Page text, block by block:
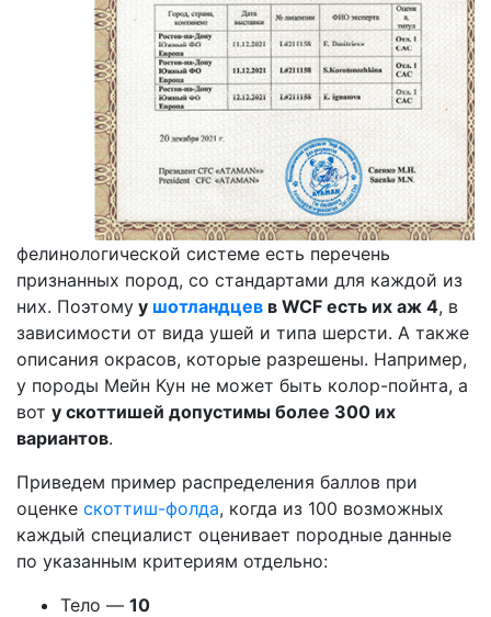
фелинологической системе есть перечень
признанных пород, со стандартами для каждой из
них. Поэтому у шотландцев в WCF есть их аж 4, в
зависимости от вида ушей и типа шерсти. А также
описания окрасов, которые разрешены. Например,
у породы Мейн Кун не может быть колор-пойнта, а
вот у скоттишей допустимы более 300 их
вариантов.
Приведем пример распределения баллов при
оценке скоттиш-фолда, когда из 100 возможных
каждый специалист оценивает породные данные
по указанным критериям отдельно:
Тело — 10